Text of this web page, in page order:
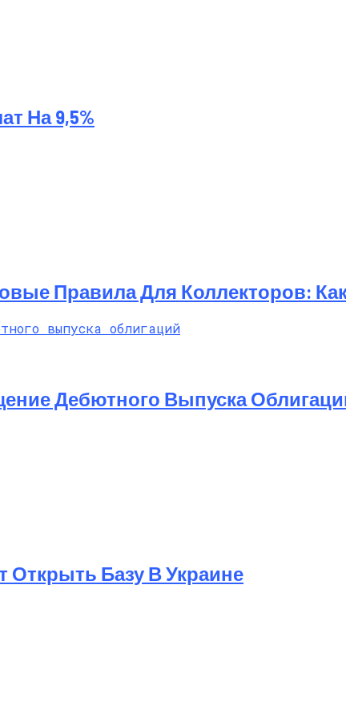
На 9,5%
Правила Для Коллекторов:
Дебютного Выпуска
Открыть Базу В Украине